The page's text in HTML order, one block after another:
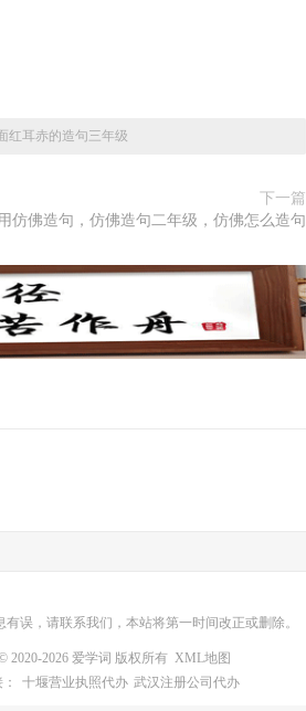
红耳赤的造句三年级
下一篇
仿佛造句，仿佛造句二年级，仿佛怎么造句
误，请联系我们，本站将第一时间改正或删除。
2020-2026 爱学词 版权所有 XML地图
十堰营业执照代办 武汉注册公司代办